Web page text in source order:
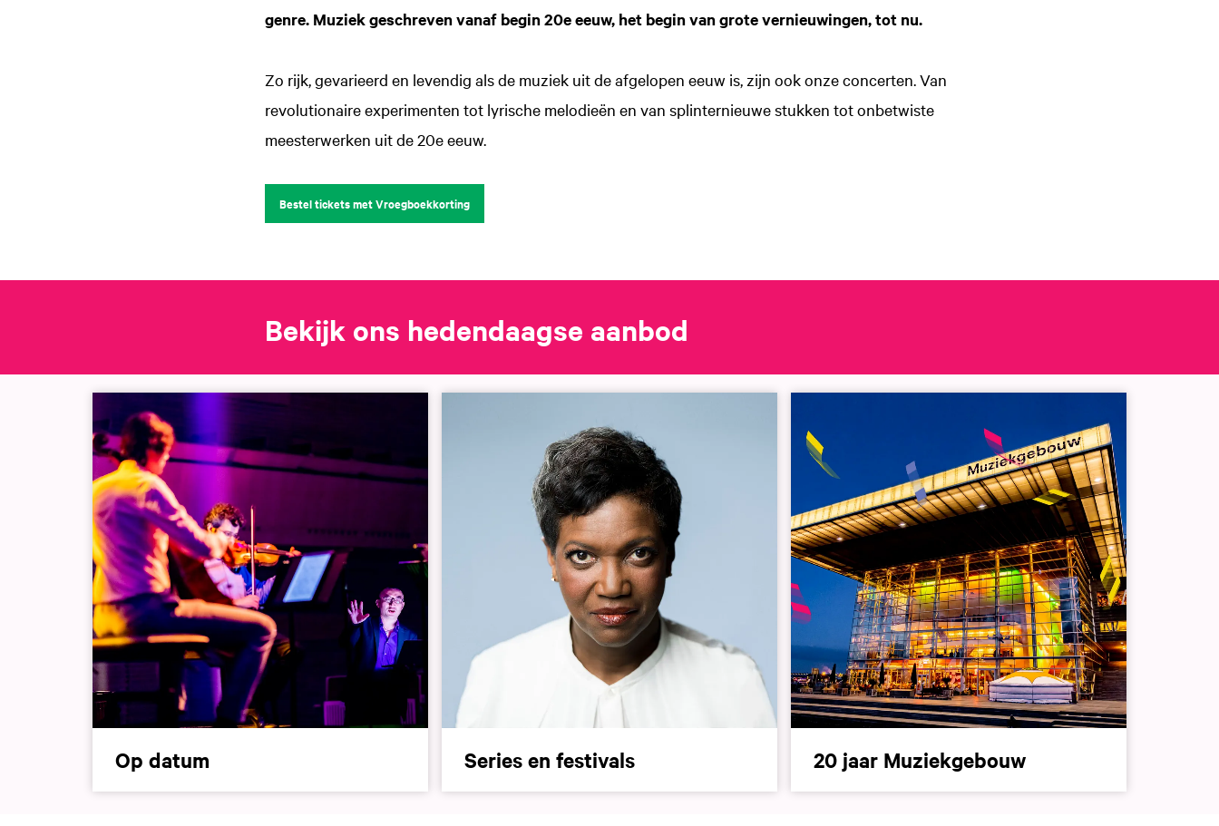
genre. Muziek geschreven vanaf begin 20e eeuw, het begin van grote vernieuwingen, tot nu.
Zo rijk, gevarieerd en levendig als de muziek uit de afgelopen eeuw is, zijn ook onze concerten. Van
revolutionaire experimenten tot lyrische melodieën en van splinternieuwe stukken tot onbetwiste
meesterwerken uit de 20e eeuw.
Bestel tickets met Vroegboekkorting
Bekijk ons hedendaagse aanbod
Op datum Series en festivals 20 jaar Muziekgebouw